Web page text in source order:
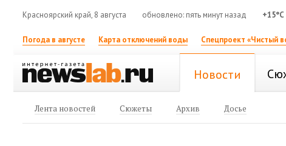
Красноярский край, 8 августа обновлено: пять минут назад +15°C
Погода в августе Карта отключений воды Спецпроект «Чистый
Новости
Лента новостей Сюжеты Архив Досье